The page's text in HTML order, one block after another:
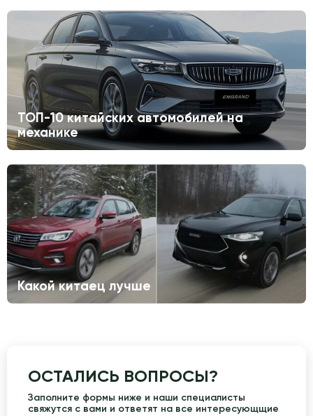
ТОП-10 китайских автомобилей на
механике
Какой китаец лучше
ОСТАЛИСЬ ВОПРОСЫ?
Заполните формы ниже и наши специалисты
свяжутся с вами и ответят на все интересующщие